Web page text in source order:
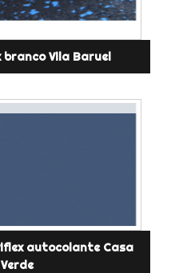
branco Vila Baruel
autocolante Casa
Verde